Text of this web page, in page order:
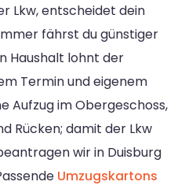
Lkw, entscheidet dein
fährst du günstiger
Haushalt lohnt der
Termin und eigenem
Aufzug im Obergeschoss,
Rücken; damit der Lkw
wir in Duisburg
Umzugskartons